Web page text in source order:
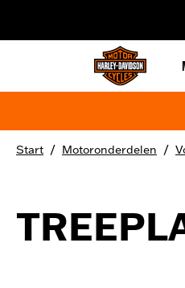
Start / Motoronderdelen /